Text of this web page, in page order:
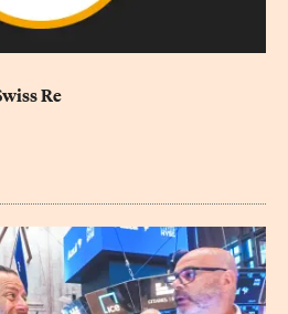
Re